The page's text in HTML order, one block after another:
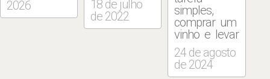
2026
que entrou
no cenário
18 de julho
de 2022
simples,
comprar um
vinho e levar
para um
jantar ou
um encontro
24 de agosto
de 2024